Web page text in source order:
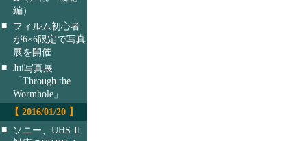
編）
■
フィルム初心者
が6×6限定で写真
展を開催
■ Jui写真展
「Through the
Wormhole」
【 2016/01/20 】
■
ソニー、UHS-II